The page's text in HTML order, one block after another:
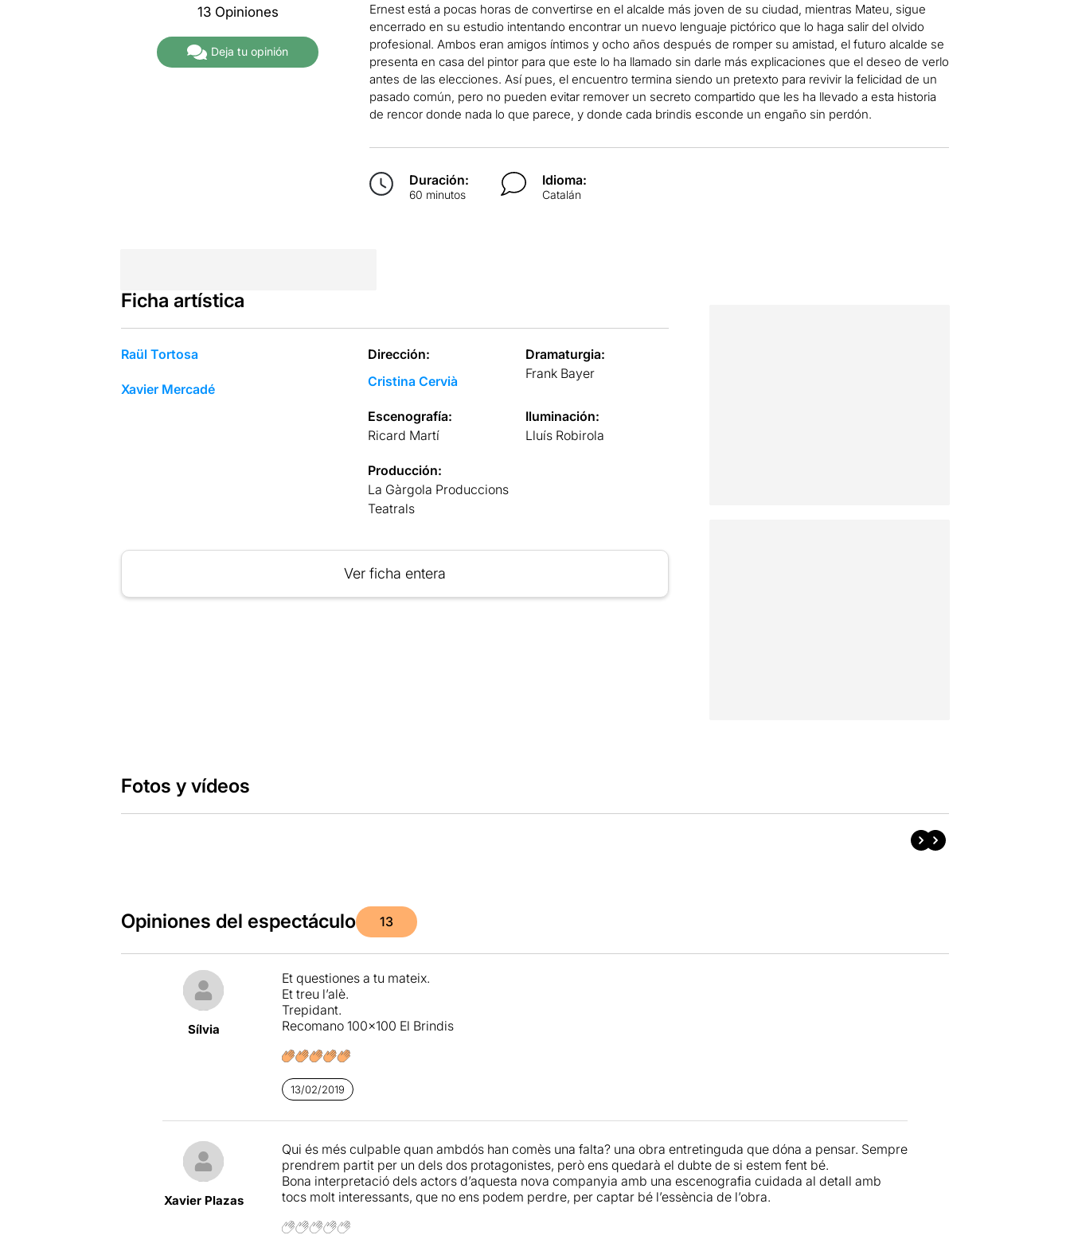
13 Opiniones
Deja tu opinión
Ernest está a pocas horas de convertirse en el alcalde más joven de su ciudad, mientras Mateu, sigue
encerrado en su estudio intentando encontrar un nuevo lenguaje pictórico que lo haga salir del olvido
profesional. Ambos eran amigos íntimos y ocho años después de romper su amistad, el futuro alcalde se
presenta en casa del pintor para que este lo ha llamado sin darle más explicaciones que el deseo de verlo
antes de las elecciones. Así pues, el encuentro termina siendo un pretexto para revivir la felicidad de un
pasado común, pero no pueden evitar remover un secreto compartido que les ha llevado a esta historia
de rencor donde nada lo que parece, y donde cada brindis esconde un engaño sin perdón.
Duración:
60 minutos
Idioma:
Catalán
Ficha artística
Raül Tortosa
Xavier Mercadé
Dirección:
Cristina Cervià
Dramaturgia:
Frank Bayer
Escenografía:
Ricard Martí
Iluminación:
Lluís Robirola
Producción:
La Gàrgola Produccions
Teatrals
Ver ficha entera
Fotos y vídeos
Opiniones del espectáculo 13
Sílvia
Et questiones a tu mateix.
Et treu l’alè.
Trepidant.
Recomano 100×100 El Brindis
13/02/2019
Xavier Plazas
Qui és més culpable quan ambdós han comès una falta? una obra entretinguda que dóna a pensar. Sempre
prendrem partit per un dels dos protagonistes, però ens quedarà el dubte de si estem fent bé.
Bona interpretació dels actors d’aquesta nova companyia amb una escenografia cuidada al detall amb
tocs molt interessants, que no ens podem perdre, per captar bé l’essència de l’obra.